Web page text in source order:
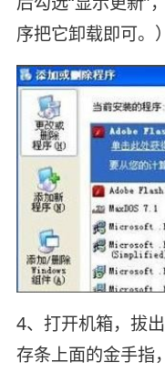
序把它卸载即可。）
4、打开机箱，拔
存条上面的金手指